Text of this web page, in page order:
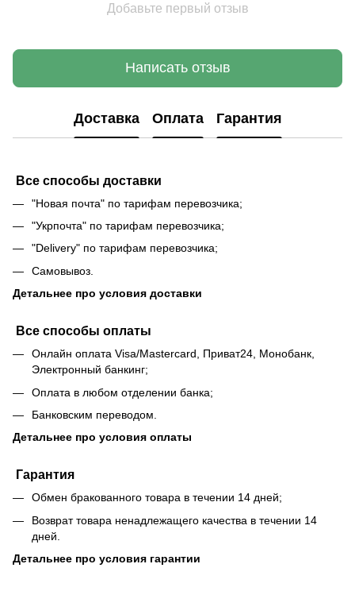
Добавьте первый отзыв
Написать отзыв
Доставка Оплата Гарантия
Все способы доставки
"Новая почта" по тарифам перевозчика;
"Укрпочта" по тарифам перевозчика;
"Delivery" по тарифам перевозчика;
Самовывоз.
Детальнее про условия доставки
Все способы оплаты
Онлайн оплата Visa/Mastercard, Приват24, Монобанк,
Электронный банкинг;
Оплата в любом отделении банка;
Банковским переводом.
Детальнее про условия оплаты
Гарантия
Обмен бракованного товара в течении 14 дней;
Возврат товара ненадлежащего качества в течении 14
дней.
Детальнее про условия гарантии